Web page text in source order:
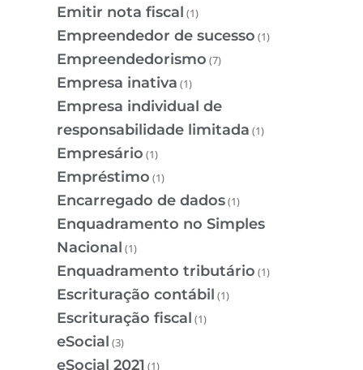
Emitir nota fiscal (1)
Empreendedor de sucesso (1)
Empreendedorismo (7)
Empresa inativa (1)
Empresa individual de
responsabilidade limitada (1)
Empresário (1)
Empréstimo (1)
Encarregado de dados(1)
Enquadramento no Simples
Nacional (1)
Enquadramento tributário (1)
Escrituração contábil (1)
Escrituração fiscal (1)
eSocial (3)
eSocial 2021 (1)